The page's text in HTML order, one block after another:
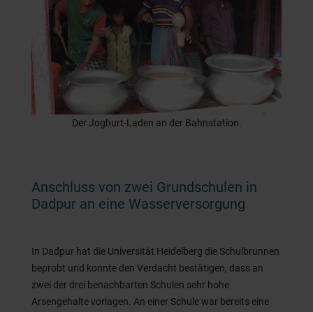
Der Joghurt-Laden an der Bahnstation.
Anschluss von zwei Grundschulen in
Dadpur an eine Wasserversorgung
In Dadpur hat die Universität Heidelberg die Schulbrunnen
beprobt und konnte den Verdacht bestätigen, dass an
zwei der drei benachbarten Schulen sehr hohe
Arsengehalte vorlagen. An einer Schule war bereits eine